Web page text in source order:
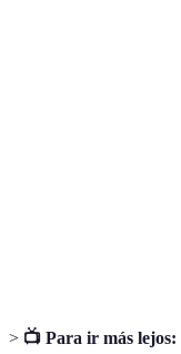
> 📺 Para ir más lejos: